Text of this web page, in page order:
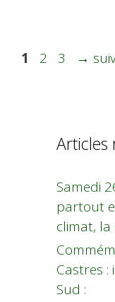
Page
1 Page
2 Page
3 →
Articles
Samedi
partout
climat, la
Castres :
Sud :